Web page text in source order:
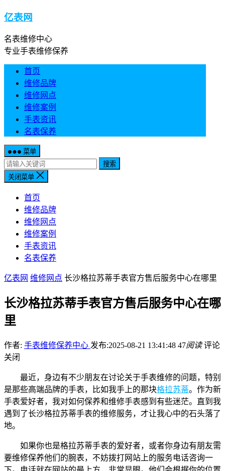
亿表网
名表维修中心
专业手表维修保养
首页
维修品牌
维修网点
维修案例
手表资讯
名表保养
菜单
搜索
关闭菜单
首页
维修品牌
维修网点
维修案例
手表资讯
名表保养
亿表网 维修网点 长沙格拉苏蒂手表官方售后服务中心在哪里
长沙格拉苏蒂手表官方售后服务中心在哪
里
作者: 手表维修保养中心 发布:2025-08-21 13:41:48 47阅读 评论
关闭
最近，身边有不少朋友在讨论关于手表维修的问题，特别
是那些高端品牌的手表，比如我手上的那块格拉苏蒂。作为新
手表爱好者，我对如何保养和维修手表感到有些迷茫。直到我
遇到了长沙格拉苏蒂手表的维修服务，才让我心中的石头落了
地。
如果你也是格拉苏蒂手表的爱好者，或者你身边有朋友需
要维修保养他们的腕表，不妨拨打网站上的服务电话咨询一